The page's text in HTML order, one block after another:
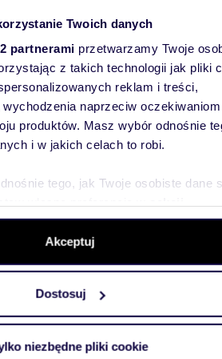
Twoich danych
partnerami przetwarzamy Twoje
z takich technologii jak pliki
reklam i treści,
naprzeciw oczekiwaniom
produktów. Masz wybór odnośnie
i w jakich celach to robi.
tego, jak Twoje osobiste dane
plików cookie możesz zmienić
w dowolnej chwili.
społecznościowe i analizować ruch w
tym, jak korzystasz z naszej witryny,
mogą połączyć te informacje z
Akceptuj
Dostosuj
niezbędne pliki cookie
13m2
254
Na